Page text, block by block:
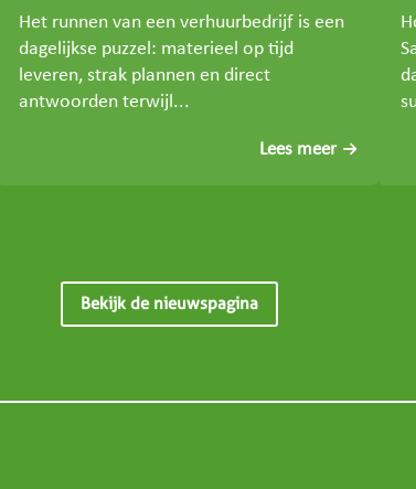
Het runnen van een verhuurbedrijf is een
dagelijkse puzzel: materieel op tijd
leveren, strak plannen en direct
antwoorden terwijl...
Lees meer
Bekijk de nieuwspagina